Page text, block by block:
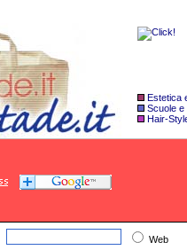
Estetica
Scuole e
Hair-
Web